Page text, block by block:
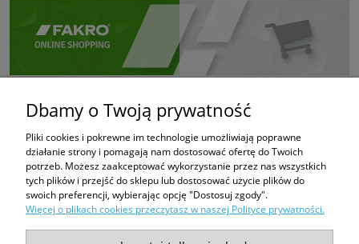
Dbamy o Twoją prywatność
Pliki cookies i pokrewne im technologie umożliwiają poprawne
działanie strony i pomagają nam dostosować ofertę do Twoich
potrzeb. Możesz zaakceptować wykorzystanie przez nas wszystkich
tych plików i przejść do sklepu lub dostosować użycie plików do
swoich preferencji, wybierając opcję "Dostosuj zgody".
Więcej o plikach cookies przeczytasz w naszej Polityce prywatności.